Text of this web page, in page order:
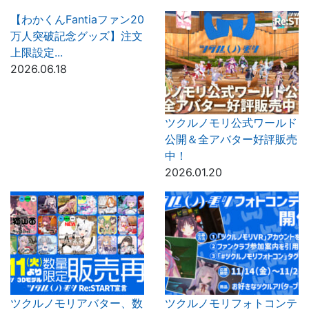
【わかくんFantiaファン20
万人突破記念グッズ】注文
上限設定...
2026.06.18
ツクルノモリ公式ワールド
公開＆全アバター好評販売
中！
2026.01.20
ツクルノモリアバター、数
ツクルノモリフォトコンテ